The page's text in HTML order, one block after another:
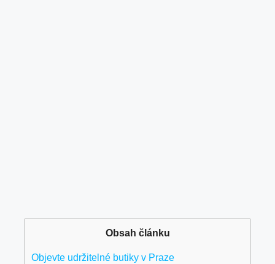
Obsah článku
Objevte udržitelné butiky v Praze